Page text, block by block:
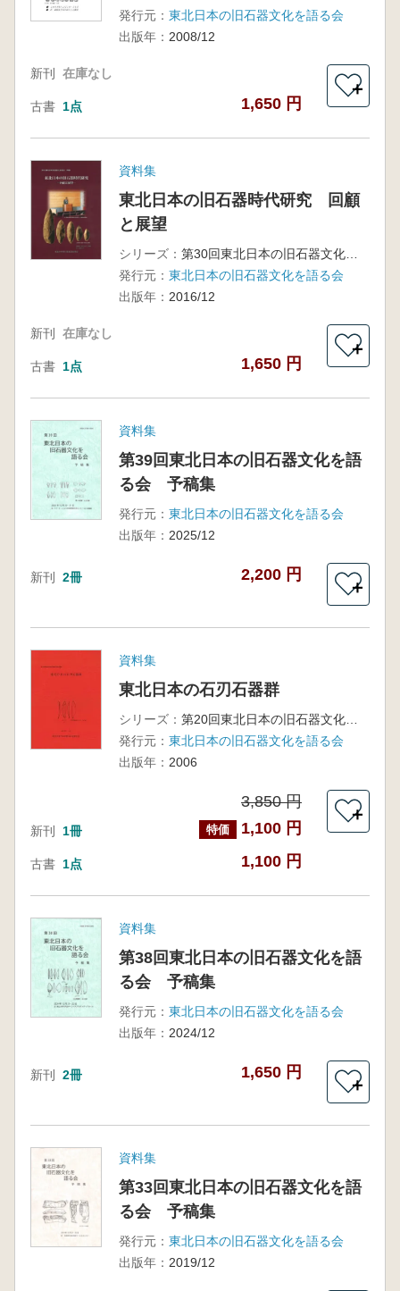
発行元： 東北日本の旧石器文化を語る会
出版年： 2008/12
新刊 在庫なし
古書 1点 1,650 円
＋
資料集
東北日本の旧石器時代研究 回顧
と展望
シリーズ：
第30回東北日本の旧石器文化を語る会 予稿集
発行元： 東北日本の旧石器文化を語る会
出版年： 2016/12
新刊 在庫なし
古書 1点 1,650 円
＋
資料集
第39回東北日本の旧石器文化を語
る会 予稿集
発行元： 東北日本の旧石器文化を語る会
出版年： 2025/12
新刊 2冊 2,200 円
＋
資料集
東北日本の石刃石器群
シリーズ：
第20回東北日本の旧石器文化を語る会
発行元： 東北日本の旧石器文化を語る会
出版年： 2006
新刊 1冊
3,850 円
特価 1,100 円
古書 1点 1,100 円
＋
資料集
第38回東北日本の旧石器文化を語
る会 予稿集
発行元： 東北日本の旧石器文化を語る会
出版年： 2024/12
新刊 2冊 1,650 円
＋
資料集
第33回東北日本の旧石器文化を語
る会 予稿集
発行元： 東北日本の旧石器文化を語る会
出版年： 2019/12